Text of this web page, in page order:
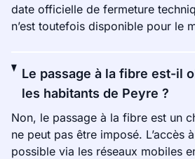
date officielle de fermeture
n’est toutefois disponible pour le
Le passage à la fibre est-il
les habitants de Peyre ?
Non, le passage à la fibre est un
ne peut pas être imposé. L’accès
possible via les réseaux mobiles